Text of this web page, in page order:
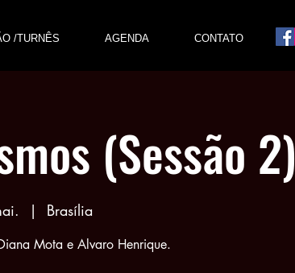
/TURNÊS AGENDA CONTATO
(Sessão 2)
  |
Brasília
Mota e Alvaro Henrique.